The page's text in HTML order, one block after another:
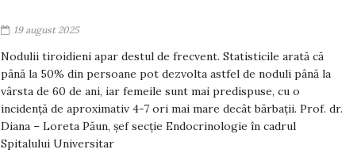
19 august 2025
Nodulii tiroidieni apar destul de frecvent. Statisticile arată că
până la 50% din persoane pot dezvolta astfel de noduli până la
vârsta de 60 de ani, iar femeile sunt mai predispuse, cu o
incidență de aproximativ 4-7 ori mai mare decât bărbații. Prof. dr.
Diana – Loreta Păun, șef secție Endocrinologie în cadrul
Spitalului Universitar